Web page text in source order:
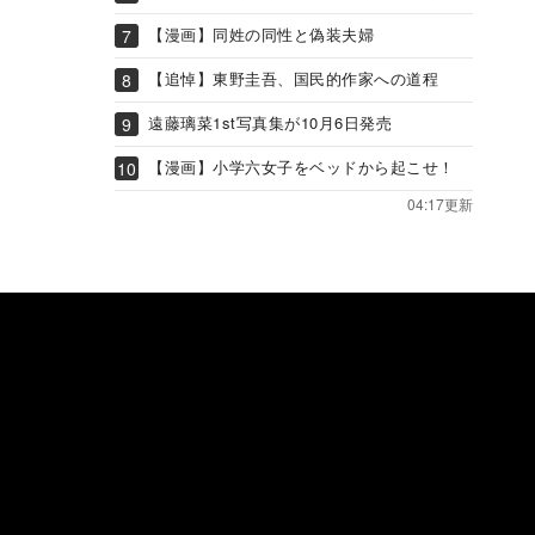
【漫画】同姓の同性と偽装夫婦
【追悼】東野圭吾、国民的作家への道程
遠藤璃菜1st写真集が10月6日発売
【漫画】小学六女子をベッドから起こせ！
04:17更新